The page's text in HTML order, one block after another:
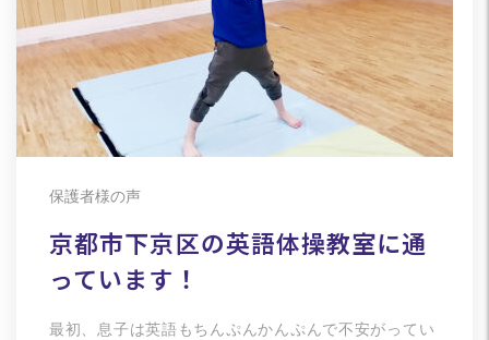
保護者様の声
京都市下京区の英語体操教室に通
っています！
最初、息子は英語もちんぷんかんぷんで不安がってい